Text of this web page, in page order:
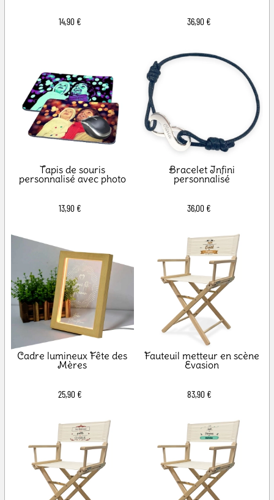
14,90 € 36,90 €
Tapis de souris
personnalisé avec photo
13,90 €
Bracelet Infini
personnalisé
36,00 €
Cadre lumineux Fête des
Mères
25,90 €
Fauteuil metteur en scène
Evasion
83,90 €